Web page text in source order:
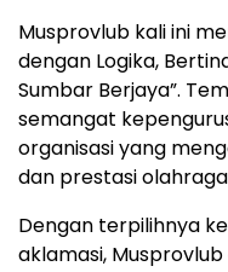
Musprovlub kali ini
dengan Logika,
Sumbar Berjaya”.
semangat
organisasi yang
dan prestasi
Dengan terpilihnya
aklamasi,